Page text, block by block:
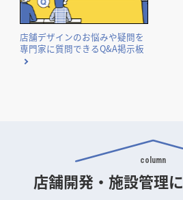
店舗デザインのお悩みや疑問を
専門家に質問できるQ&A掲示板
column
店舗開発・施設管理に